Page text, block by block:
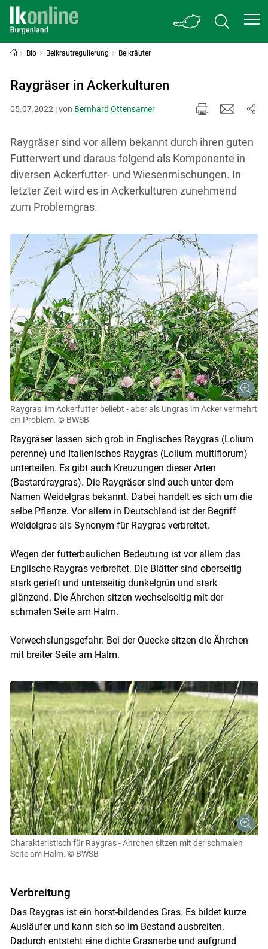
Skip to main content
Bio Beikrautregulierung Beikräuter
Raygräser in Ackerkulturen
05.07.2022 | von Bernhard Ottensamer
Raygräser sind vor allem bekannt durch ihren guten
Futterwert und daraus folgend als Komponente in
diversen Ackerfutter- und Wiesenmischungen. In
letzter Zeit wird es in Ackerkulturen zunehmend
zum Problemgras.
Raygras: Im Ackerfutter beliebt - aber als Ungras im Acker vermehrt
ein Problem. © BWSB
Raygräser lassen sich grob in Englisches Raygras (Lolium
perenne) und Italienisches Raygras (Lolium multiflorum)
unterteilen. Es gibt auch Kreuzungen dieser Arten
(Bastardraygras). Die Raygräser sind auch unter dem
Namen Weidelgras bekannt. Dabei handelt es sich um die
selbe Pflanze. Vor allem in Deutschland ist der Begriff
Weidelgras als Synonym für Raygras verbreitet.
Wegen der futterbaulichen Bedeutung ist vor allem das
Englische Raygras verbreitet. Die Blätter sind oberseitig
stark gerieft und unterseitig dunkelgrün und stark
glänzend. Die Ährchen sitzen wechselseitig mit der
schmalen Seite am Halm.
Verwechslungsgefahr: Bei der Quecke sitzen die Ährchen
mit breiter Seite am Halm.
Charakteristisch für Raygras - Ährchen sitzen mit der schmalen
Seite am Halm. © BWSB
Verbreitung
Das Raygras ist ein horst-bildendes Gras. Es bildet kurze
Ausläufer und kann sich so im Bestand ausbreiten.
Dadurch entsteht eine dichte Grasnarbe und aufgrund